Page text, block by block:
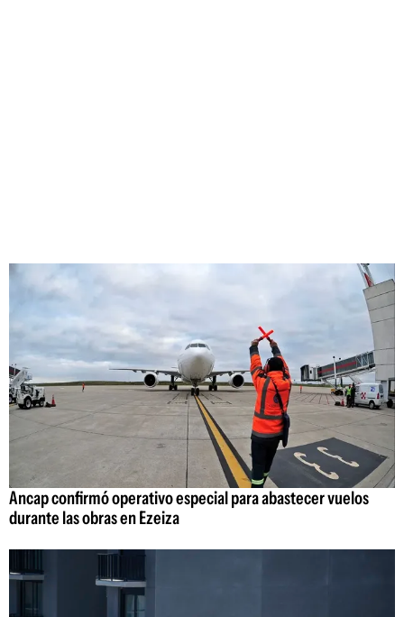
Ancap confirmó operativo especial para abastecer vuelos
durante las obras en Ezeiza